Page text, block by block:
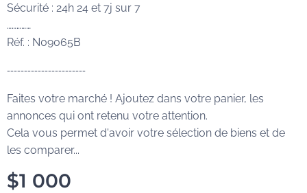
Sécurité : 24h 24 et 7j sur 7
……………
Réf. : N09065B
-----------------------
Faites votre marché ! Ajoutez dans votre panier, les
annonces qui ont retenu votre attention.
Cela vous permet d'avoir votre sélection de biens et de
les comparer...
$1 000